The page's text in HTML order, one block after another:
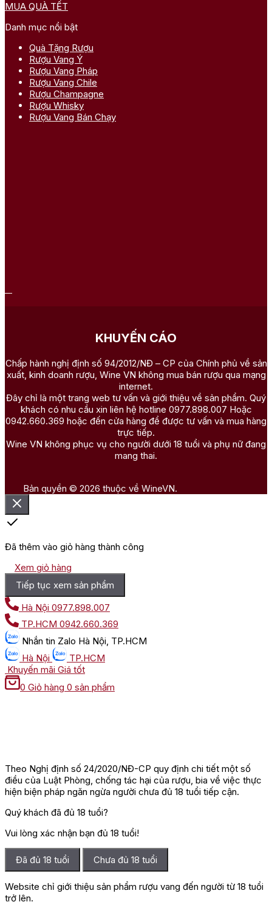
MUA QUÀ TẾT
Danh mục nổi bật
Quà Tặng Rượu
Rượu Vang Ý
Rượu Vang Pháp
Rượu Vang Chile
Rượu Champagne
Rượu Whisky
Rượu Vang Bán Chạy
KHUYẾN CÁO
Chấp hành nghị định số 94/2012/NĐ – CP của Chính phủ về sản
xuất, kinh doanh rượu, Wine VN không mua bán rượu qua mạng
internet.
Đây chỉ là một trang web tư vấn và giới thiệu về sản phẩm. Quý
khách có nhu cầu xin liên hệ hotline 0977.898.007 Hoặc
0942.660.369 hoặc đến cửa hàng để được tư vấn và mua hàng
trực tiếp.
Wine VN không phục vụ cho người dưới 18 tuổi và phụ nữ đang
mang thai.
Bản quyền © 2026 thuộc về WineVN.
Đã thêm vào giỏ hàng thành công
Xem giỏ hàng
Tiếp tục xem sản phẩm
Hà Nội 0977.898.007
TP.HCM 0942.660.369
Nhắn tin Zalo Hà Nội, TP.HCM
Hà Nội
TP.HCM
Khuyến mãi Giá tốt
0 Giỏ hàng 0 sản phẩm
Theo Nghị định số 24/2020/NĐ-CP quy định chi tiết một số
điều của Luật Phòng, chống tác hại của rượu, bia về việc thực
hiện biện pháp ngăn ngừa người chưa đủ 18 tuổi tiếp cận.
Quý khách đã đủ 18 tuổi?
Vui lòng xác nhận bạn đủ 18 tuổi!
Đã đủ 18 tuổi Chưa đủ 18 tuổi
Website chỉ giới thiệu sản phẩm rượu vang đến người từ 18 tuổi
trở lên.